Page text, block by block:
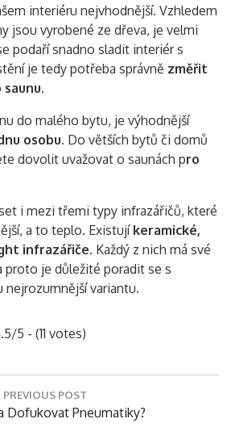
interiéru nejvhodnější. Vzhledem
jsou vyrobené ze dřeva, je velmi
podaří snadno sladit interiér s
je tedy potřeba správně změřit
.
do malého bytu, je výhodnější
osobu. Do větších bytů či domů
dovolit uvažovat o saunách pro
i mezi třemi typy infrazářičů, které
a to teplo. Existují keramické,
infrazářiče. Každý z nich má své
proto je důležité poradit se s
nejrozumnější variantu.
5 - (11 votes)
PREVIOUS POST
Dofukovat Pneumatiky?